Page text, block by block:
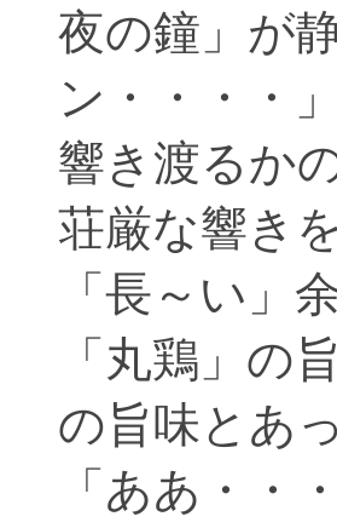
夜の鐘」が
ン・・・・
響き渡るか
荘厳な響き
「長～い」
「丸鶏」の
の旨味とあ
「ああ・・